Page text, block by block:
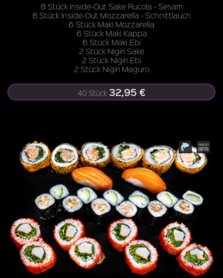
8 Stück Inside-Out Sake Rucola - Sesam
8 Stück Inside-Out Mozzarella - Schnittlauch
6 Stück Maki Mozzarella
6 Stück Maki Kappa
6 Stück Maki Ebi
2 Stück Nigiri Sake
2 Stück Nigiri Ebi
2 Stück Nigiri Maguro
40 Stück 32,95 €